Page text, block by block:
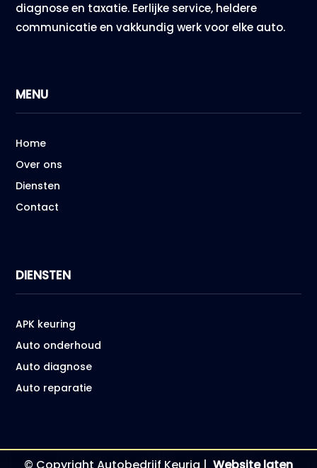
diagnose en taxatie. Eerlijke service, heldere
communicatie en vakkundig werk voor elke auto.
MENU
Home
Over ons
Diensten
Contact
DIENSTEN
APK keuring
Auto onderhoud
Auto diagnose
Auto reparatie